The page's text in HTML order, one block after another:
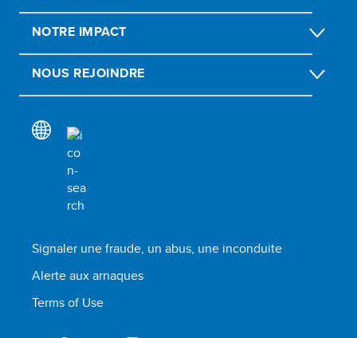
NOTRE IMPACT
NOUS REJOINDRE
Signaler une fraude, un abus, une inconduite
Alerte aux arnaques
Terms of Use